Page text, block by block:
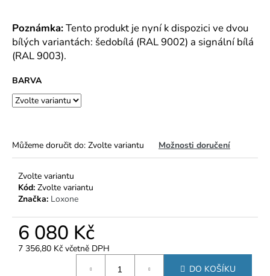
Poznámka:Tento produkt je nyní k dispozici ve dvou
bílých variantách: šedobílá (RAL 9002) a signální bílá
(RAL 9003).
BARVA
Můžeme doručit do: Zvolte variantu Možnosti doručení
Zvolte variantu
Kód: Zvolte variantu
Značka: Loxone
6 080 Kč
7 356,80 Kč včetně DPH
DO KOŠÍKU
o
r
u
č
u
j
e